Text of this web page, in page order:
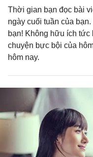
Thời gian bạn đọc bài
ngày cuối tuần của
bạn! Không hữu ích tức
chuyện bực bội của
hôm nay.